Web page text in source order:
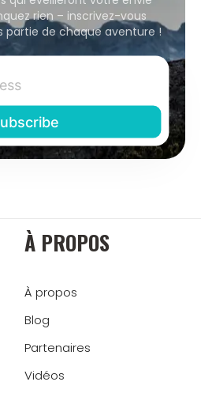
rien – inscrivez-vous
de chaque aventure !
À PROPOS
À propos
Blog
Partenaires
Vidéos